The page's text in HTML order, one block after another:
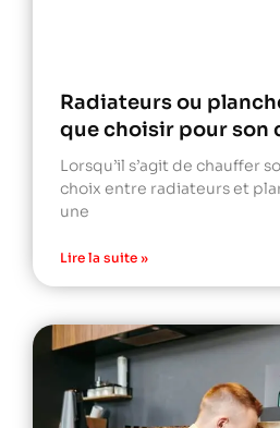
Radiateurs ou
que choisir pour son
Lorsqu’il s’agit de chauffer
choix entre radiateurs et
une
Lire la suite »